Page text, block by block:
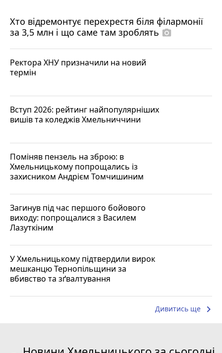
Хто відремонтує перехрестя біля філармонії
за 3,5 млн і що саме там зроблять photo_camera
Ректора ХНУ призначили на новий
термін
Вступ 2026: рейтинг найпопулярніших
вишів та коледжів Хмельниччини
Поміняв пензель на зброю: в
Хмельницькому попрощались із
захисником Андрієм Томчишиним
Загинув під час першого бойового
виходу: попрощалися з Василем
Лазуткіним
У Хмельницькому підтвердили вирок
мешканцю Тернопільщини за
вбивство та зґвалтування
Дивитись ще keyboard_arrow_right